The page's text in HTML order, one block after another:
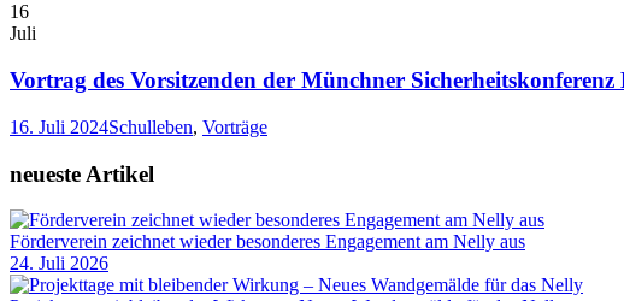
16
Juli
Vortrag des Vorsitzenden der Münchner
16. Juli 2024Schulleben, Vorträge
neueste Artikel
Förderverein zeichnet wieder besonderes Engagement am Nelly aus
24. Juli 2026